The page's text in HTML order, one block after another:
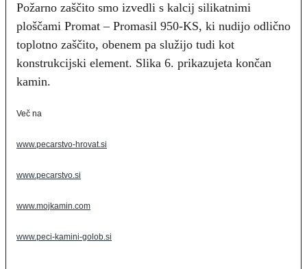
Požarno zaščito smo izvedli s kalcij silikatnimi
ploščami Promat – Promasil 950-KS, ki nudijo odlično
toplotno zaščito, obenem pa služijo tudi kot
konstrukcijski element. Slika 6. prikazujeta končan
kamin.
Več na
www.pecarstvo-hrovat.si
www.pecarstvo.si
www.mojkamin.com
www.peci-kamini-golob.si